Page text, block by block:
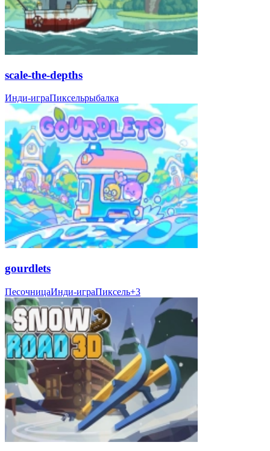
scale-the-depths
Инди-играПиксельрыбалка
gourdlets
ПесочницаИнди-играПиксель+3